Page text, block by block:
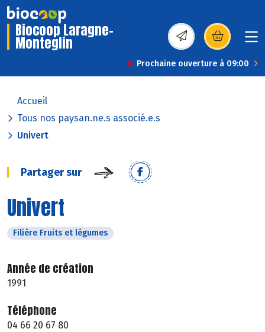
Biocoop Laragne-
Monteglin (s’ouvre dans une
Prochaine ouverture à 09:00
Accueil
Tous nos paysan.ne.s associé.e.s
Univert
Partager sur
Univert
Filière Fruits et légumes
Année de création
1991
Téléphone
04 66 20 67 80